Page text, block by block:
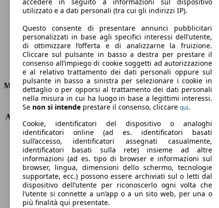
Velocità massima
Diesel
Carburante
Motore e Prestazioni
KW (PS)
85 kW (115 PS)
Accelerazione (0-100 km/h)
Velocità massima (km/h)
190 km/h
Numero di marce
8
Coppia
300 nm
Cilindrata
1500 ccm
Carburante
Diesel
Cilindri
4
Trasmissione
Automatico
Tipo di trazione
trazione anteriore
accedere in seguito a informazioni sul dispositivo
utilizzato e a dati personali (tra cui gli indirizzi IP).
Questo consente di presentare annunci pubblicitari
personalizzati in base agli specifici interessi dell’utente,
di ottimizzare l’offerta e di analizzarne la fruizione.
Cliccare sul pulsante in basso a destra per prestare il
consenso all’impiego di cookie soggetti ad autorizzazione
e al relativo trattamento dei dati personali oppure sul
pulsante in basso a sinistra per selezionare i cookie in
dettaglio o per opporsi al trattamento dei dati personali
nella misura in cui ha luogo in base a legittimi interessi.
Se non si intende prestare il consenso, cliccare qui.
Cookie, identificatori del dispositivo o analoghi
identificatori online (ad es. identificatori basati
sull’accesso, identificatori assegnati casualmente,
identificatori basati sulla rete) insieme ad altre
informazioni (ad es. tipo di browser e informazioni sul
browser, lingua, dimensioni dello schermo, tecnologie
supportate, ecc.) possono essere archiviati sul o letti dal
dispositivo dell’utente per riconoscerlo ogni volta che
l’utente si connette a un’app o a un sito web, per una o
più finalità qui presentate.